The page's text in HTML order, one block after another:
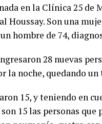
en la Clínica 25 de
Houssay. Son una
hombre de 74,
28 nuevas
la noche, quedando un
15, y teniendo en
15 las personas que